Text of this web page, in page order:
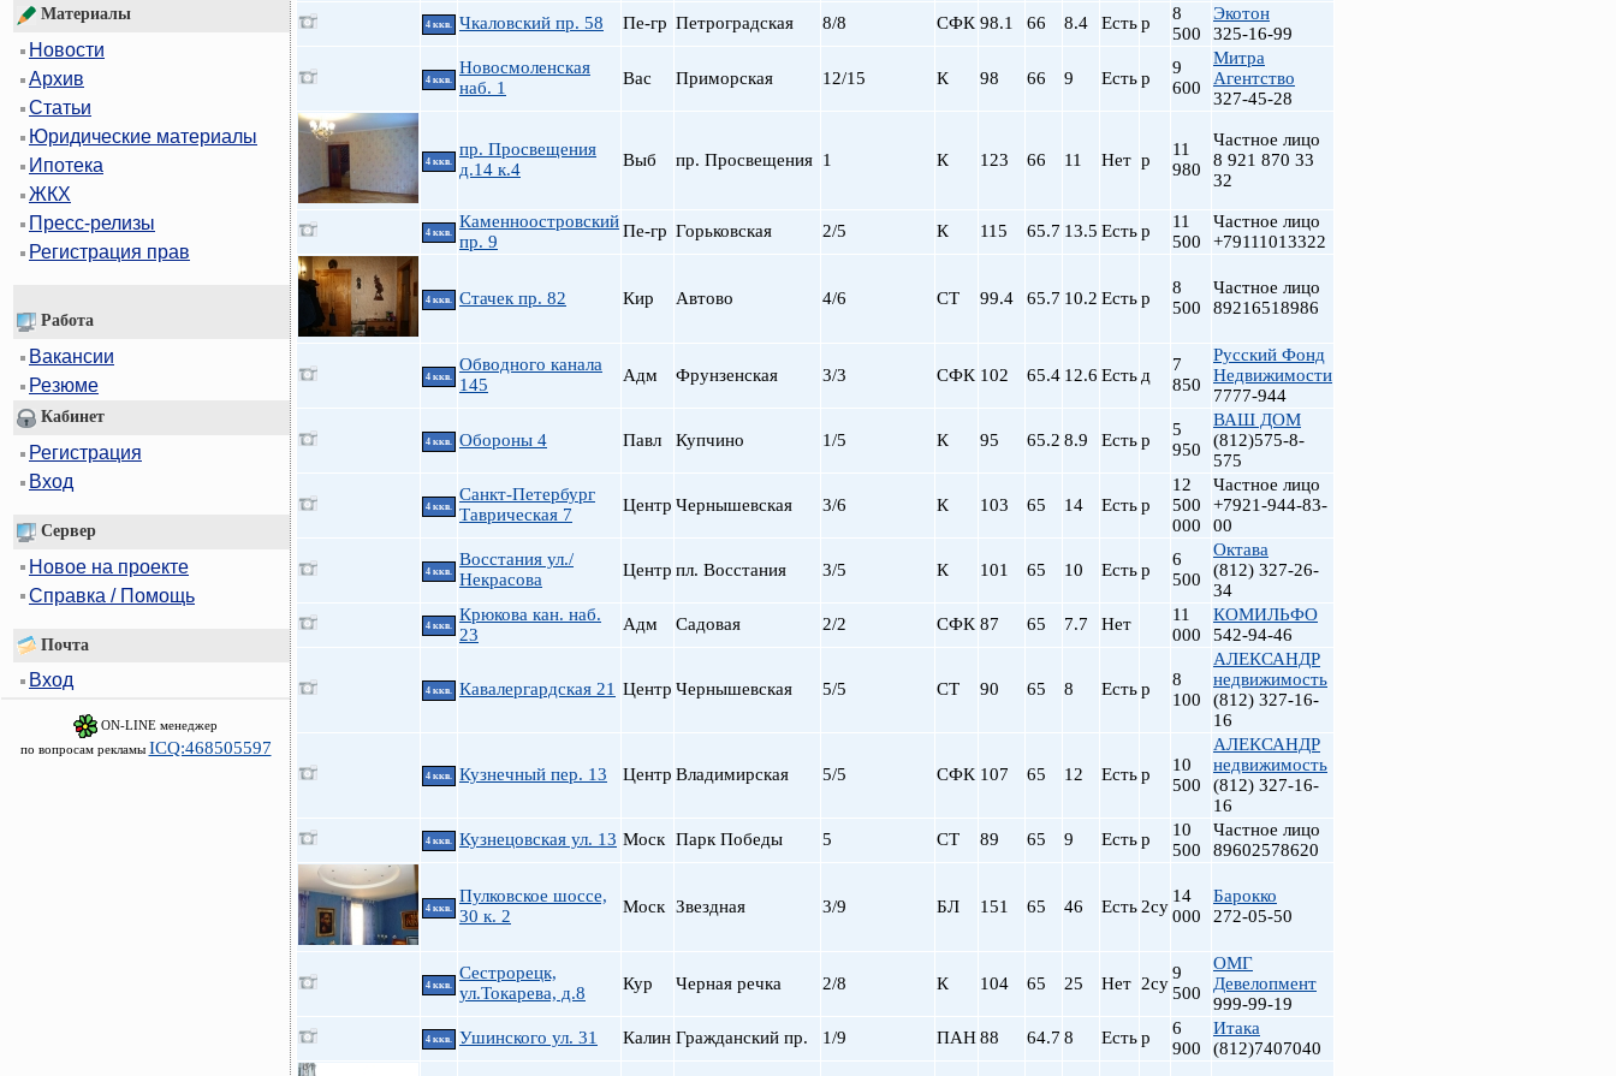
Материалы
Новости
Архив
Статьи
Юридические материалы
Ипотека
ЖКХ
Пресс-релизы
Регистрация прав
Работа
Вакансии
Резюме
Кабинет
Регистрация
Вход
Сервер
Новое на проекте
Справка / Помощь
Почта
Вход
ON-LINE менеджер
по вопросам рекламы ICQ:468505597
Старая Деревня
Удельная
Черная речка
Электросила
4 ккв. Чкаловский пр. 58 Пе-гр Петроградская 8/8 СФК 98.1 66 8.4 Естьр
8
500
Экотон
325-16-99
4 ккв.
Новосмоленская
наб. 1
Вас Приморская 12/15 К 98 66 9 Естьр
9
600
Митра
Агентство
327-45-28
4 ккв.
пр. Просвещения
д.14 к.4
Выб пр. Просвещения 1 К 123 66 11 Нет р
11
980
Частное лицо
8 921 870 33
32
4 ккв.
Каменноостровский
пр. 9
Пе-гр Горьковская 2/5 К 115 65.7 13.5 Естьр
11
500
Частное лицо
+79111013322
4 ккв. Стачек пр. 82 Кир Автово 4/6 СТ 99.4 65.7 10.2 Естьр
8
500
Частное лицо
89216518986
4 ккв.
Обводного канала
145
Адм Фрунзенская 3/3 СФК 102 65.4 12.6 Есть д
7
850
Русский Фонд
Недвижимости
7777-944
4 ккв. Обороны 4 Павл Купчино 1/5 К 95 65.2 8.9 Естьр
5
950
ВАШ ДОМ
(812)575-8-
575
4 ккв.
Санкт-Петербург
Таврическая 7
Центр Чернышевская 3/6 К 103 65 14 Естьр
12
500
000
Частное лицо
+7921-944-83-
00
4 ккв.
Восстания ул./
Некрасова
Центр пл. Восстания 3/5 К 101 65 10 Естьр
6
500
Октава
(812) 327-26-
34
4 ккв.
Крюкова кан. наб.
23
Адм Садовая 2/2 СФК 87 65 7.7 Нет
11
000
КОМИЛЬФО
542-94-46
4 ккв. Кавалергардская 21 Центр Чернышевская 5/5 СТ 90 65 8 Естьр
8
100
АЛЕКСАНДР
недвижимость
(812) 327-16-
16
4 ккв. Кузнечный пер. 13 Центр Владимирская 5/5 СФК 107 65 12 Естьр
10
500
АЛЕКСАНДР
недвижимость
(812) 327-16-
16
4 ккв. Кузнецовская ул. 13 Моск Парк Победы 5 СТ 89 65 9 Естьр
10
500
Частное лицо
89602578620
4 ккв.
Пулковское шоссе,
30 к. 2
Моск Звездная 3/9 БЛ 151 65 46 Есть 2су
14
000
Барокко
272-05-50
4 ккв.
Сестрорецк,
ул.Токарева, д.8
Кур Черная речка 2/8 К 104 65 25 Нет 2су
9
500
ОМГ
Девелопмент
999-99-19
4 ккв. Ушинского ул. 31 Калин Гражданский пр. 1/9 ПАН88 64.7 8 Естьр
6
900
Итака
(812)7407040